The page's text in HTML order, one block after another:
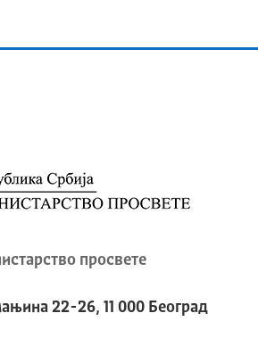
просвете
22-26, 11 000 Београд